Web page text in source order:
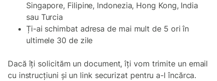
Singapore, Filipine, Indonezia, Hong Kong, India
sau Turcia
Ți-ai schimbat adresa de mai mult de 5 ori în
ultimele 30 de zile
Dacă îți solicităm un document, îți vom trimite un email
cu instrucțiuni și un link securizat pentru a-l încărca.